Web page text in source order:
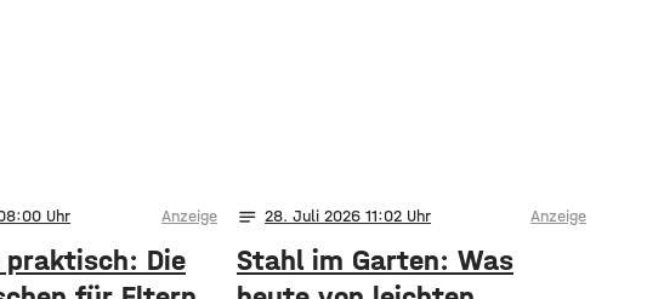
Anzeige
Die
notes 28. Juli 2026 11:02 Anzeige
Stahl im Garten: Was